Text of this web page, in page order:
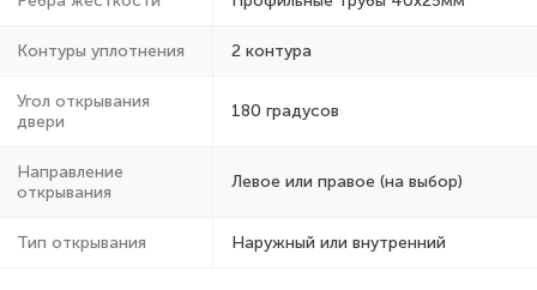
Контуры уплотнения 2 контура
Угол открывания
двери
180 градусов
Направление
открывания
Левое или правое (на выбор)
Тип открывания Наружный или внутренний